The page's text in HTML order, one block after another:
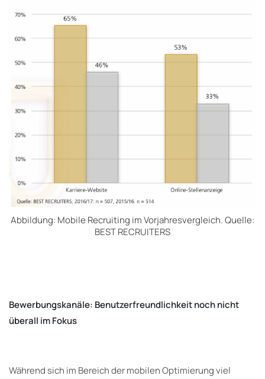
Abbildung: Mobile Recruiting im Vorjahresvergleich. Quelle:
BEST RECRUITERS
Bewerbungskanäle: Benutzerfreundlichkeit noch nicht
überall im Fokus
Während sich im Bereich der mobilen Optimierung viel